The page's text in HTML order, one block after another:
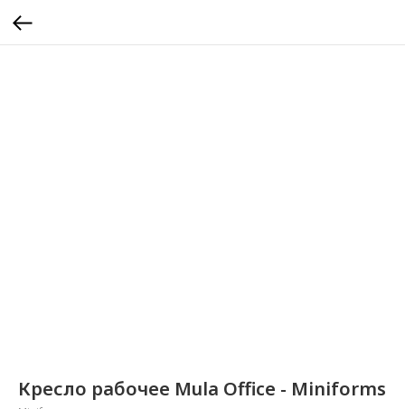
Кресло рабочее Mula Office - Miniforms